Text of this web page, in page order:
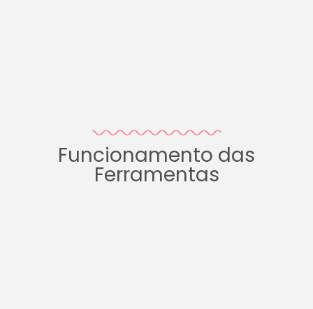
Funcionamento das
Ferramentas